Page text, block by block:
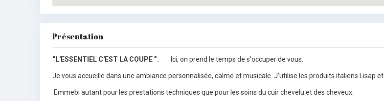
Présentation
“L'ESSENTIEL C'EST LA COUPE ”. Ici, on prend le temps de s'occuper de vous.
Je vous accueille dans une ambiance personnalisée, calme et musicale. J'utilise les produits italiens Lisap et
Emmebi autant pour les prestations techniques que pour les soins du cuir chevelu et des cheveux.